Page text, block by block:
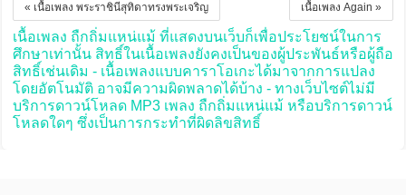
เนื้อเพลง Again »
« เนื้อเพลง พระราชินีสุทิดาทรงพระเจริญ
เนื้อเพลง ถืกถิ่มแหน่แม้ ที่แสดงบนเว็บก็เพื่อประโยชน์ในการ
ศึกษาเท่านั้น สิทธิ์ในเนื้อเพลงยังคงเป็นของผู้ประพันธ์หรือผู้ถือ
สิทธิ์เช่นเดิม - เนื้อเพลงแบบคาราโอเกะได้มาจากการแปลง
โดยอัตโนมัติ อาจมีความผิดพลาดได้บ้าง - ทางเว็บไซต์ไม่มี
บริการดาวน์โหลด MP3 เพลง ถืกถิ่มแหน่แม้ หรือบริการดาวน์
โหลดใดๆ ซึ่งเป็นการกระทำที่ผิดลิขสิทธิ์